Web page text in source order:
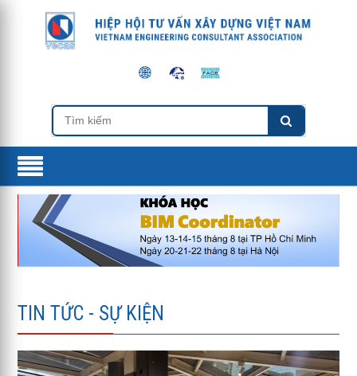
TIN TỨC - SỰ KIỆN